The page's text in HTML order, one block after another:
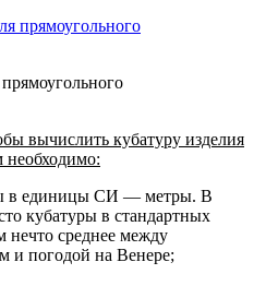
вычислить кубатуру изделия
необходимо:
в единицы СИ — метры. В
кубатуры в стандартных
среднее между
и погодой на Венере;